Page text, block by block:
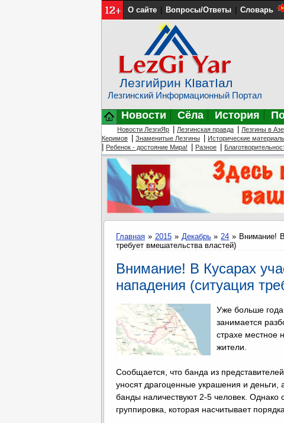
О сайте Вопросы/Ответы Словарь
Лезгийрин КIватIал
Лезгинский Информационный Портал
Новости Сёла История
Новости ЛезгиЯр Лезгинская правда Лезгины в
Керимов
Знаменитые Лезгины Исторические
Ребенок - достояние Мира! Разное
Главная » 2015 » Декабрь » 24 » Внимание!
требует вмешательства властей)
Внимание! В Кусарах
нападения (ситуация
Уже больше
занимается
страхе местное
жители.
Сообщается, что банда из
уносят драгоценные украшения и
банды наличествуют 2-5 человек. Однако
группировка, которая насчитывает